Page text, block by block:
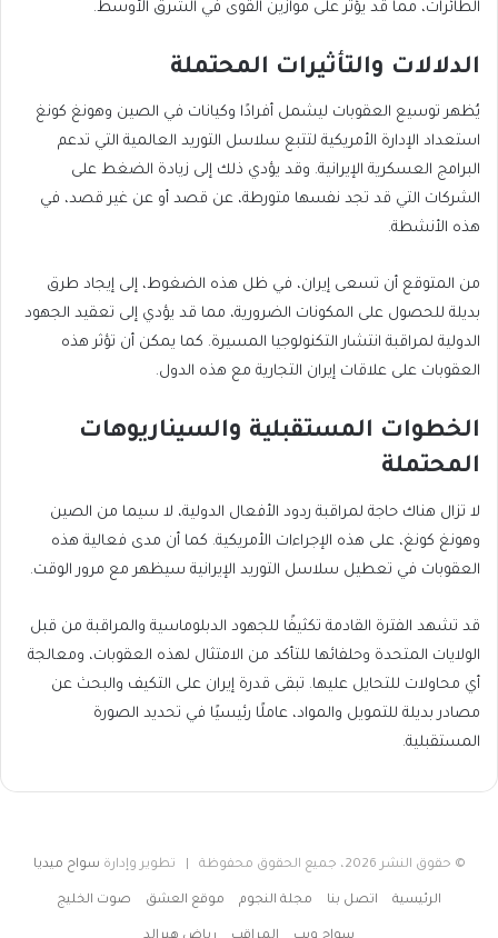
الطائرات، مما قد يؤثر على موازين القوى في الشرق الأوسط.
الدلالات والتأثيرات المحتملة
يُظهر توسيع العقوبات ليشمل أفرادًا وكيانات في الصين وهونغ كونغ
استعداد الإدارة الأمريكية لتتبع سلاسل التوريد العالمية التي تدعم
البرامج العسكرية الإيرانية. وقد يؤدي ذلك إلى زيادة الضغط على
الشركات التي قد تجد نفسها متورطة، عن قصد أو عن غير قصد، في
هذه الأنشطة.
من المتوقع أن تسعى إيران، في ظل هذه الضغوط، إلى إيجاد طرق
بديلة للحصول على المكونات الضرورية، مما قد يؤدي إلى تعقيد الجهود
الدولية لمراقبة انتشار التكنولوجيا المسيرة. كما يمكن أن تؤثر هذه
العقوبات على علاقات إيران التجارية مع هذه الدول.
الخطوات المستقبلية والسيناريوهات
المحتملة
لا تزال هناك حاجة لمراقبة ردود الأفعال الدولية، لا سيما من الصين
وهونغ كونغ، على هذه الإجراءات الأمريكية. كما أن مدى فعالية هذه
العقوبات في تعطيل سلاسل التوريد الإيرانية سيظهر مع مرور الوقت.
قد تشهد الفترة القادمة تكثيفًا للجهود الدبلوماسية والمراقبة من قبل
الولايات المتحدة وحلفائها للتأكد من الامتثال لهذه العقوبات، ومعالجة
أي محاولات للتحايل عليها. تبقى قدرة إيران على التكيف والبحث عن
مصادر بديلة للتمويل والمواد، عاملًا رئيسيًا في تحديد الصورة
المستقبلية.
© حقوق النشر 2026، جميع الحقوق محفوظة | تطوير وإدارة سواح ميديا
الرئيسية اتصل بنا مجلة النجوم موقع العشق صوت الخليج